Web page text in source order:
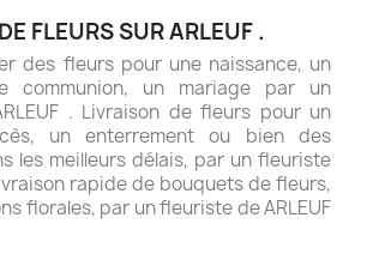
FLEURS SUR ARLEUF .
des fleurs pour une naissance, un
communion, un mariage par un
. Livraison de fleurs pour un
un enterrement ou bien des
les meilleurs délais, par un fleuriste
rapide de bouquets de fleurs,
florales, par un fleuriste de ARLEUF